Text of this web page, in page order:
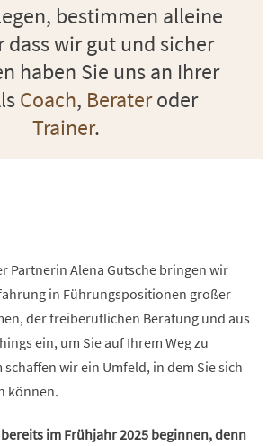
bestimmen alleine
dass wir gut und sicher
haben Sie uns an Ihrer
Coach, Berateroder
Trainer.
Partnerin Alena Gutsche bringen wir
in Führungspositionen großer
der freiberuflichen Beratung und aus
ein, um Sie auf Ihrem Weg zu
wir ein Umfeld, in dem Sie sich
können.
im Frühjahr 2025 beginnen, denn